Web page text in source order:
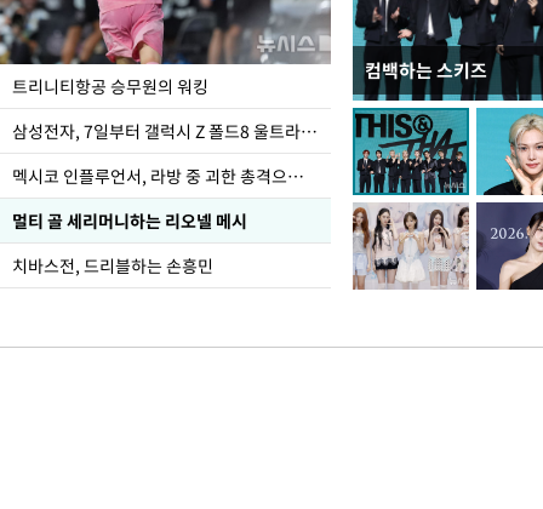
트리니티항공 승무원의 워킹
삼성전자, 7일부터 갤럭시 Z 폴드8 울트라·폴드8·플립8 출시
멕시코 인플루언서, 라방 중 괴한 총격으로 사망
멀티 골 세리머니하는 리오넬 메시
치바스전, 드리블하는 손흥민
컴백하는 스키즈
입추 하루 앞둔 전남
폭염